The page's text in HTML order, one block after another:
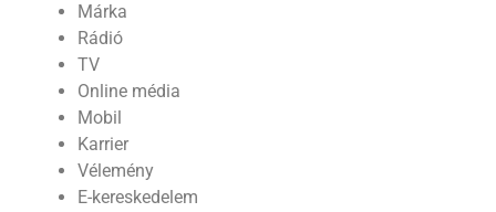
Márka
Rádió
TV
Online média
Mobil
Karrier
Vélemény
E-kereskedelem